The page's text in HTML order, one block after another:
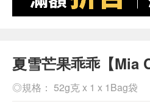
夏雪芒果乖乖【Mia
◎規格： 52g克 x 1 x 1Bag袋